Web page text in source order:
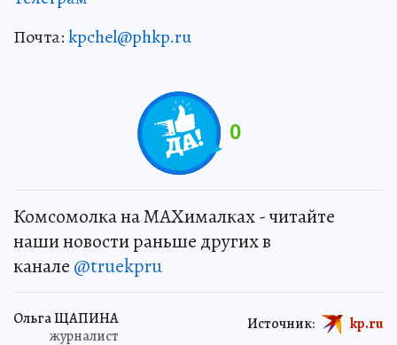
Почта:kpchel@phkp.ru
0
Комсомолка на MAXималках - читайте
наши новости раньше других в
канале @truekpru
Ольга ЩАПИНА
журналист
Источник: kp.ru